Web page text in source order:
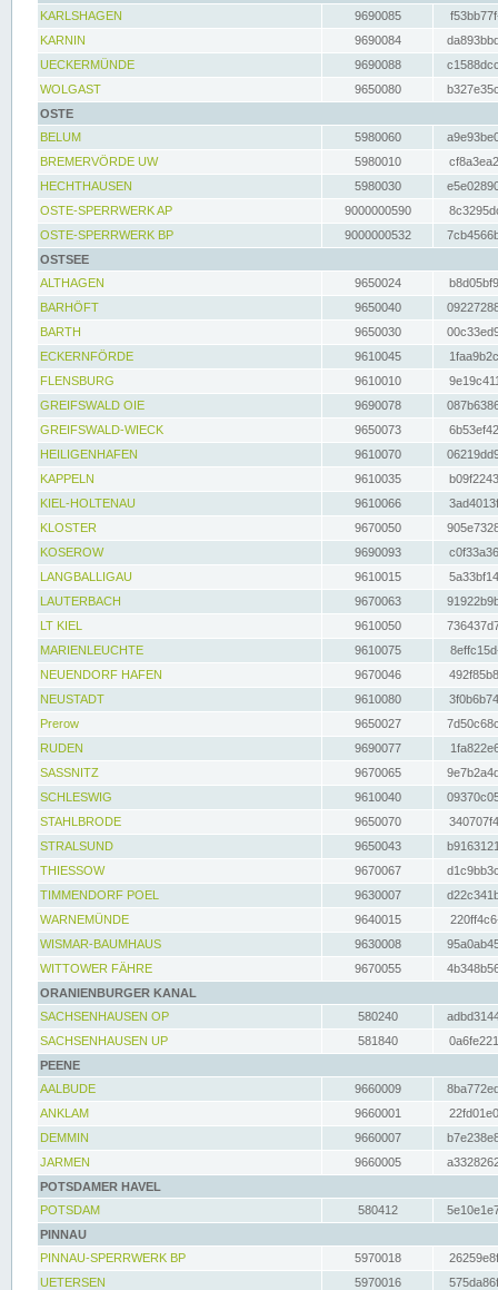
KARLSHAGEN
9690085
KARNIN
9690084
UECKERMÜNDE
9690088
WOLGAST
9650080
OSTE
BELUM
5980060
BREMERVÖRDE UW
5980010
HECHTHAUSEN
5980030
OSTE-SPERRWERK AP
9000000590
OSTE-SPERRWERK BP
9000000532
OSTSEE
ALTHAGEN
9650024
BARHÖFT
9650040
BARTH
9650030
ECKERNFÖRDE
9610045
FLENSBURG
9610010
GREIFSWALD OIE
9690078
GREIFSWALD-WIECK
9650073
HEILIGENHAFEN
9610070
KAPPELN
9610035
KIEL-HOLTENAU
9610066
KLOSTER
9670050
KOSEROW
9690093
LANGBALLIGAU
9610015
LAUTERBACH
9670063
LT KIEL
9610050
MARIENLEUCHTE
9610075
NEUENDORF HAFEN
9670046
NEUSTADT
9610080
Prerow
9650027
RUDEN
9690077
SASSNITZ
9670065
SCHLESWIG
9610040
STAHLBRODE
9650070
STRALSUND
9650043
THIESSOW
9670067
TIMMENDORF POEL
9630007
WARNEMÜNDE
9640015
WISMAR-BAUMHAUS
9630008
WITTOWER FÄHRE
9670055
ORANIENBURGER KANAL
SACHSENHAUSEN OP
580240
SACHSENHAUSEN UP
581840
PEENE
AALBUDE
9660009
ANKLAM
9660001
DEMMIN
9660007
JARMEN
9660005
POTSDAMER HAVEL
POTSDAM
580412
PINNAU
PINNAU-SPERRWERK BP
5970018
UETERSEN
5970016